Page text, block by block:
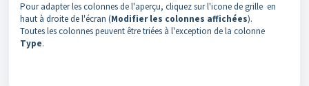
Pour adapter les colonnes de l'aperçu, cliquez sur l'icone de grille en
haut à droite de l'écran (Modifier les colonnes affichées).
Toutes les colonnes peuvent être triées à l'exception de la colonne
Type.